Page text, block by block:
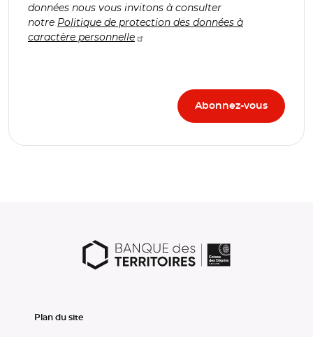
données nous vous invitons à consulter
notre Politique de protection des données à
caractère personnelle
Plan du site